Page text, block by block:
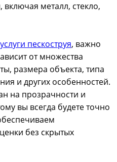
металл, стекло,
пескоструя, важно
от множества
размера объекта, типа
и других особенностей.
на прозрачности и
вы всегда будете точно
без скрытых